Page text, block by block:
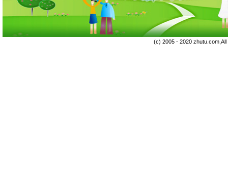
(c) 2005 - 2020